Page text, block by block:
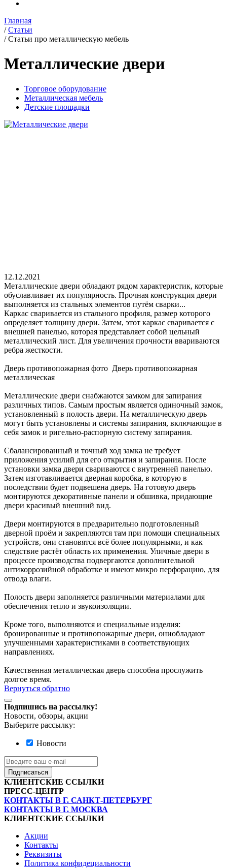
Главная
/ Статьи
/ Статьи про металлическую мебель
Металлические двери
Торговое оборудование
Металлическая мебель
Детские площадки
12.12.2021
Металлические двери обладают рядом характеристик, которые
обуславливает их популярность. Прочная конструкция двери
выполняется из стальных элементов путём сварки...
Каркас сваривается из стального профиля, размер которого
определяет толщину двери. Затем, этот каркас сваривается с
внешней панелью, которая представляет собой цельный
металлический лист. Для увеличения прочности ввариваются
ребра жесткости.
Дверь противопожарная фото Дверь противопожарная
металлическая
Металлические двери снабжаются замком для запирания
различных типов. Самым простым является одиночный замок,
установленный в полость двери. На металлическую дверь
могут быть установлены и системы запирания, включающие в
себя замок и ригельно-распорную систему запирания.
Сбалансированный и точный ход замка не требует
приложения усилий для его открытия и запирания. После
установки замка двери свариваются с внутренней панелью.
Затем изготавливается дверная коробка, в которую в
последствии будет подвешена дверь. На готовую дверь
монтируются декоративные панели и обшивка, придающие
двери красивый внешний вид.
Двери монтируются в предварительно подготовленный
дверной проём и закрепляются там при помощи специальных
устройств, они становятся всё более популярными, и как
следствие растёт область их применения. Уличные двери в
процессе производства подвергаются дополнительной
антикоррозийной обработке и имеют микро перфорацию, для
отвода влаги.
Полость двери заполняется различными материалами для
обеспечения тепло и звукоизоляции.
Кроме того, выполняются и специальные изделия:
бронированные и противопожарные двери, ониобладают
улучшенными характеристиками в соответствующих
направлениях.
Качественная металлическая дверь способна прослужить
долгое время.
Вернуться обратно
Подпишись на рассылку!
Новости, обзоры, акции
Выберите рассылку:
Новости
Подписаться
КЛИЕНТСКИЕ ССЫЛКИ
ПРЕСС-ЦЕНТР
КОНТАКТЫ В Г. САНКТ-ПЕТЕРБУРГ
КОНТАКТЫ В Г. МОСКВА
КЛИЕНТСКИЕ ССЫЛКИ
Акции
Контакты
Реквизиты
Политика конфидециальности